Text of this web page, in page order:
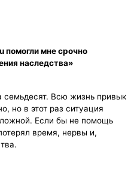
мне срочно
наследства»
Всю жизнь привык
но в этот раз ситуация
Если бы не помощь
время, нервы и,